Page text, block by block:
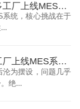
速达天耀：多工厂上线MES系统前的准备
系统，核心挑战在于
速达天耀：工厂上线MES系统后为何沦为摆设（上）
沦为摆设，问题几乎
绝...